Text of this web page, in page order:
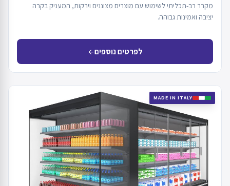
מקרר רב-תכליתי לשימוש עם מוצרים מצוננים וירקות, המעניק בקרה
יציבה ואמינות גבוהה.
לפרטים נוספיםarrow_back
MADE IN ITALY